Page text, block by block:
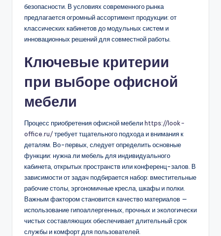
безопасности. В условиях современного рынка
предлагается огромный ассортимент продукции: от
классических кабинетов до модульных систем и
инновационных решений для совместной работы.
Ключевые критерии
при выборе офисной
мебели
Процесс приобретения офисной мебелиhttps://look-
office.ru/требует тщательного подхода и внимания к
деталям. Во-первых, следует определить основные
функции: нужна ли мебель для индивидуального
кабинета, открытых пространств или конференц-залов. В
зависимости от задач подбирается набор: вместительные
рабочие столы, эргономичные кресла, шкафы и полки.
Важным фактором становится качество материалов —
использование гипоаллергенных, прочных и экологически
чистых составляющих обеспечивает длительный срок
службы и комфорт для пользователей.